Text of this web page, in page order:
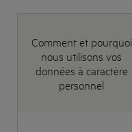
Comment et pourquoi
nous utilisons vos
données à caractère
personnel